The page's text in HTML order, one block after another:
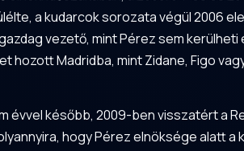
a kudarcok sorozata végül 2006
vezető, mint Pérez sem
hozott Madridba, mint Zidane, Figo
évvel később, 2009-ben visszatért a
hogy Pérez elnöksége alatt